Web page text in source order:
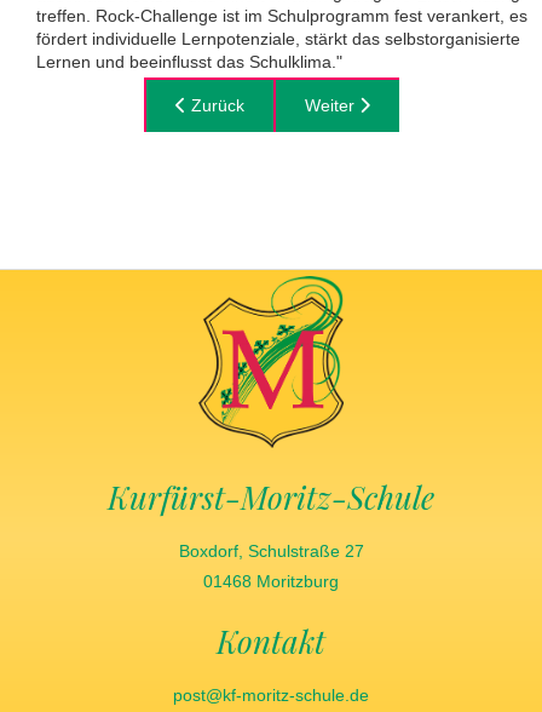
treffen. Rock-Challenge ist im Schulprogramm fest verankert, es
fördert individuelle Lernpotenziale, stärkt das selbstorganisierte
Lernen und beeinflusst das Schulklima."
Vorheriger Beitrag: Sächsischer Schulpreis
Zurück Nächster Beitrag:
Weiter
Kurfürst-Moritz-Schule
Boxdorf, Schulstraße 27
01468 Moritzburg
Kontakt
post@kf-moritz-schule.de